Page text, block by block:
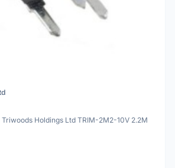
Holdings Ltd TRIM-2M2-10V 2.2M